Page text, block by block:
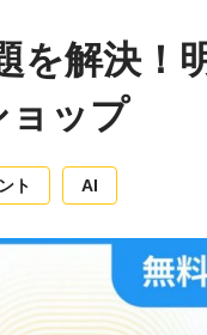
ラーニングプ
データセンター
OJTの教育と
アセスメント
や組織開発を深掘り解説す
問
ご利用方法や料金など、多
を解決！
ョップ
ト AI